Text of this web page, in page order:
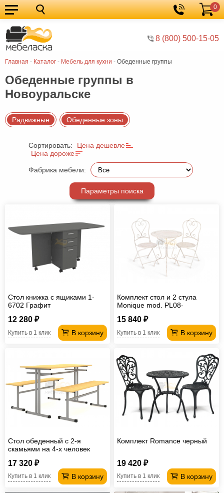
8 (800) 500-15-05
Корзина
0
Главная - Каталог - Мебель для кухни - Обеденные группы
Кухонные
гарнитуры
Мебель
для
кухни
Мебель
для
спальни
Кровати
Шкафы
Диваны
Мягкая
Мебель
Офисная
ванной
трансформер
Матрасы
Кресла-
мешки
Мебель
ротанга
мебель
Косметологическое
оборудование
Обеденные группы в
Новоуральске
Радвижные Обеденные зоны
Сортировать:
Цена дешевле
Цена дороже
Фабрика мебели:
Параметры поиска
Стол книжка с ящиками 1-
6702 Графит
12 280 ₽
В корзину
Купить в 1 клик
Комплект стол и 2 стула
Monique mod. PL08-
15 840 ₽
В корзину
Купить в 1 клик
Стол обеденный с 2-я
скамьями на 4-х человек
Лицей
17 320 ₽
В корзину
Купить в 1 клик
Комплект Romance черный
19 420 ₽
В корзину
Купить в 1 клик